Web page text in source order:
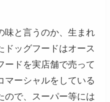
味と言うのか、生まれ
ドッグフードはオース
ードを実店舗で売って
マーシャルをしている
ので、スーパー等には